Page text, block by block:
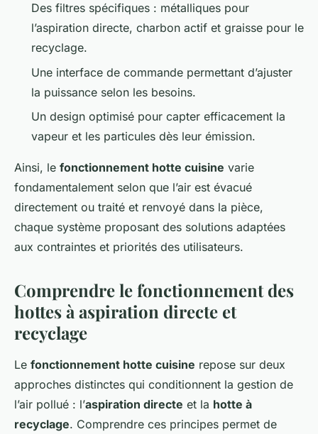
Des filtres spécifiques : métalliques pour
l’aspiration directe, charbon actif et graisse pour le
recyclage.
Une interface de commande permettant d’ajuster
la puissance selon les besoins.
Un design optimisé pour capter efficacement la
vapeur et les particules dès leur émission.
Ainsi, le fonctionnement hotte cuisine varie
fondamentalement selon que l’air est évacué
directement ou traité et renvoyé dans la pièce,
chaque système proposant des solutions adaptées
aux contraintes et priorités des utilisateurs.
Comprendre le fonctionnement des
hottes à aspiration directe et
recyclage
Le fonctionnement hotte cuisine repose sur deux
approches distinctes qui conditionnent la gestion de
l’air pollué : l’aspiration directe et la hotte à
recyclage. Comprendre ces principes permet de